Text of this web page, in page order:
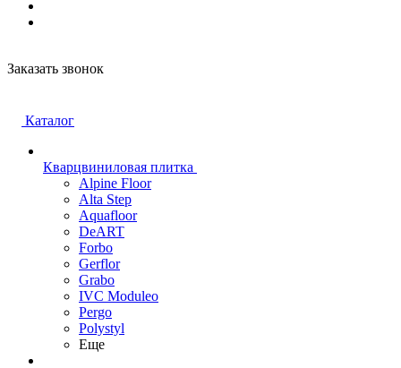
Заказать звонок
Каталог
Кварцвиниловая плитка
Alpine Floor
Alta Step
Aquafloor
DeART
Forbo
Gerflor
Grabo
IVC Moduleo
Pergo
Polystyl
Еще